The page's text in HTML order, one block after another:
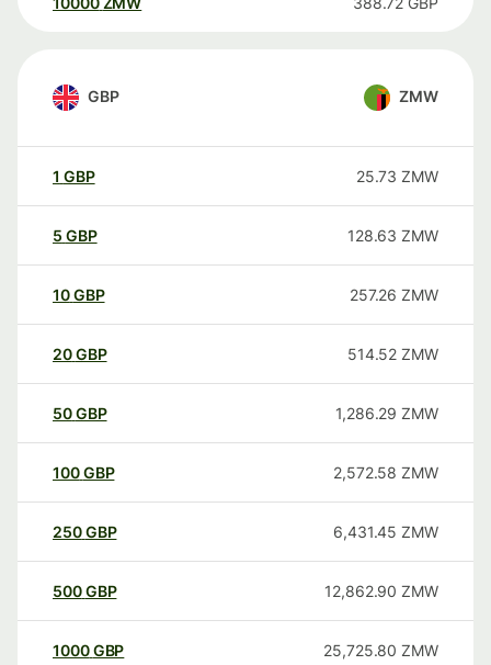
GBP ZMW
1 GBP 25.73 ZMW
5 GBP 128.63 ZMW
10GBP 257.26 ZMW
20GBP 514.52 ZMW
50GBP 1,286.29 ZMW
100GBP 2,572.58 ZMW
250GBP 6,431.45 ZMW
500GBP 12,862.90 ZMW
1000GBP 25,725.80 ZMW